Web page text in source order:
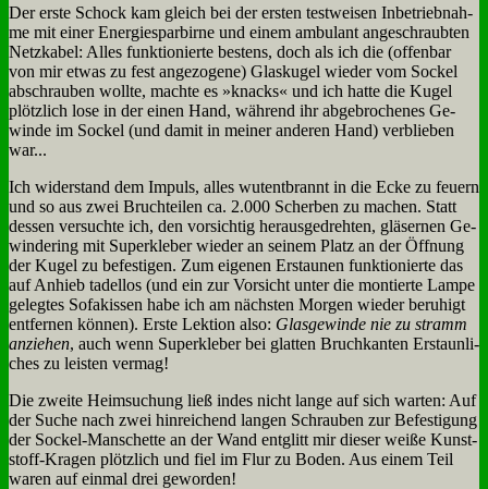
Der er­ste Schock kam gleich bei der er­sten test­wei­sen In­be­trieb­nah­
me mit ei­ner En­er­gie­spar­bir­ne und ei­nem am­bu­lant an­ge­schraub­ten
Netz­ka­bel: Al­les funk­tio­nier­te be­stens, doch als ich die (of­fen­bar
von mir et­was zu fest an­ge­zo­ge­ne) Glas­ku­gel wie­der vom Sockel
ab­schrau­ben woll­te, mach­te es »knacks« und ich hat­te die Ku­gel
plötz­lich lo­se in der ei­nen Hand, wäh­rend ihr ab­ge­bro­che­nes Ge­
win­de im Sockel (und da­mit in mei­ner an­de­ren Hand) ver­blie­ben
war...
Ich wi­der­stand dem Im­puls, al­les wut­ent­brannt in die Ecke zu feu­ern
und so aus zwei Bruch­tei­len ca. 2.000 Scher­ben zu ma­chen. Statt
des­sen ver­such­te ich, den vor­sich­tig her­aus­ge­dreh­ten, glä­ser­nen Ge­
win­de­ring mit Su­per­kle­ber wie­der an sei­nem Platz an der Öff­nung
der Ku­gel zu be­fe­sti­gen. Zum ei­ge­nen Er­stau­nen funk­tio­nier­te das
auf An­hieb ta­del­los (und ein zur Vor­sicht un­ter die mon­tier­te Lam­pe
ge­leg­tes So­fa­kis­sen ha­be ich am näch­sten Mor­gen wie­der be­ru­higt
ent­fer­nen kön­nen). Er­ste Lek­ti­on al­so: Glas­ge­win­de nie zu stramm
an­zie­hen, auch wenn Su­per­kle­ber bei glat­ten Bruch­kan­ten Er­staun­li­
ches zu lei­sten ver­mag!
Die zwei­te Heim­su­chung ließ in­des nicht lan­ge auf sich war­ten: Auf
der Su­che nach zwei hin­rei­chend lan­gen Schrau­ben zur Be­fe­sti­gung
der Sockel-Man­schet­te an der Wand ent­glitt mir die­ser wei­ße Kunst­
stoff-Kra­gen plötz­lich und fiel im Flur zu Bo­den. Aus ei­nem Teil
wa­ren auf ein­mal drei ge­wor­den!